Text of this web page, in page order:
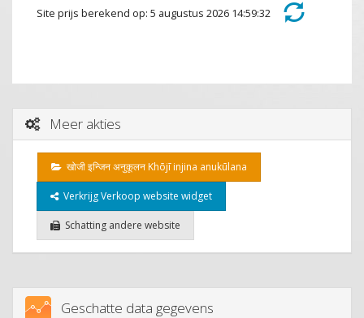
Site prijs berekend op: 5 augustus 2026 14:59:32
Meer akties
खोजी इन्जिन अनुकूलन Khōjī injina anukūlana
Verkrijg Verkoop website widget
Schatting andere website
Geschatte data gegevens